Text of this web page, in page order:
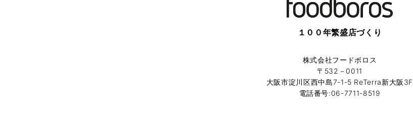
１００年繁盛店づくり
株式会社フードボロス
〒532－0011
大阪市淀川区西中島7-1-5 ReTerra新大阪3F
電話番号:06-7711-8519